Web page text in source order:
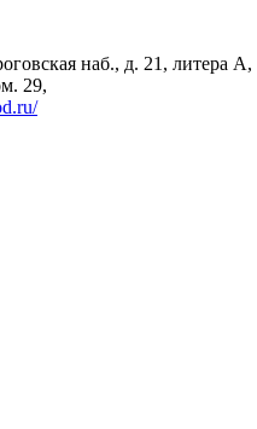
наб., д. 21, литера А,
29,